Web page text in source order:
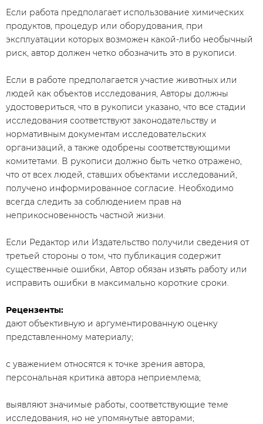
Если работа предполагает использование химических
продуктов, процедур или оборудования, при
эксплуатации которых возможен какой-либо необычный
риск, автор должен четко обозначить это в рукописи.
Если в работе предполагается участие животных или
людей как объектов исследования, Авторы должны
удостовериться, что в рукописи указано, что все стадии
исследования соответствуют законодательству и
нормативным документам исследовательских
организаций, а также одобрены соответствующими
комитетами. В рукописи должно быть четко отражено,
что от всех людей, ставших объектами исследований,
получено информированное согласие. Необходимо
всегда следить за соблюдением прав на
неприкосновенность частной жизни.
Если Редактор или Издательство получили сведения от
третьей стороны о том, что публикация содержит
существенные ошибки, Автор обязан изъять работу или
исправить ошибки в максимально короткие сроки.
Рецензенты:
дают объективную и аргументированную оценку
представленному материалу;
с уважением относятся к точке зрения автора,
персональная критика автора неприемлема;
выявляют значимые работы, соответствующие теме
исследования, но не упомянутые авторами;